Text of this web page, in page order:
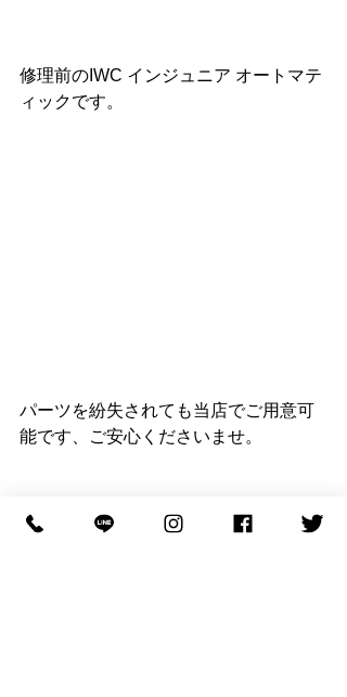
修理前のIWC インジュニア オートマテ
ィックです。
パーツを紛失されても当店でご用意可
能です、ご安心くださいませ。